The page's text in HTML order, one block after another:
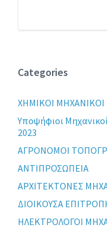
Categories
XHMIKOI MHXANIKOI
Yποψήφιοι
2023
ΑΓΡΟΝΟΜΟΙ
ΑΝΤΙΠΡΟΣΩΠΕΙΑ
ΑΡΧΙΤΕΚΤΟΝΕΣ
ΔΙΟΙΚΟΥΣΑ
ΗΛΕΚΤΡΟΛΟΓΟΙ